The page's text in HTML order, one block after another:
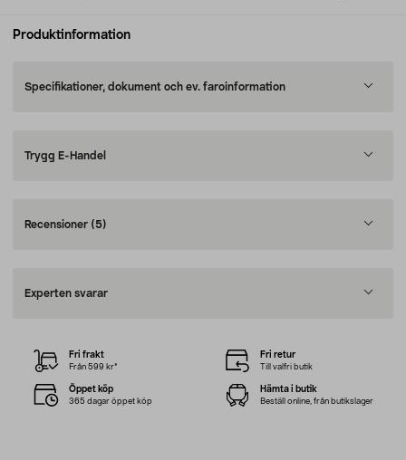
Produktinformation
Specifikationer, dokument och ev. faroinformation
Trygg E-Handel
Recensioner (5)
Experten svarar
Fri frakt
Från 599 kr*
Fri retur
Till valfri butik
Öppet köp
365 dagar öppet köp
Hämta i butik
Beställ online, från butikslager